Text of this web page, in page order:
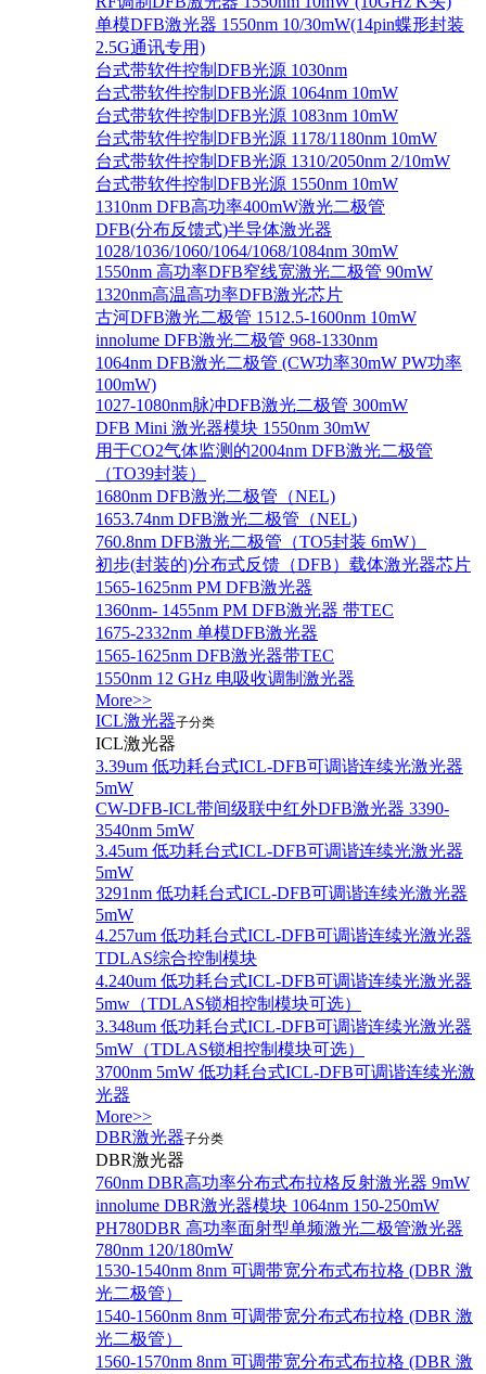
单模DFB激光器 1550nm 10/30mW(14pin蝶形封装
2.5G通讯专用)
台式带软件控制DFB光源 1030nm
台式带软件控制DFB光源 1064nm 10mW
台式带软件控制DFB光源 1083nm 10mW
台式带软件控制DFB光源 1178/1180nm 10mW
台式带软件控制DFB光源 1310/2050nm 2/10mW
台式带软件控制DFB光源 1550nm 10mW
1310nm DFB高功率400mW激光二极管
DFB(分布反馈式)半导体激光器
1028/1036/1060/1064/1068/1084nm 30mW
1550nm 高功率DFB窄线宽激光二极管 90mW
1320nm高温高功率DFB激光芯片
古河DFB激光二极管 1512.5-1600nm 10mW
innolume DFB激光二极管 968-1330nm
1064nm DFB激光二极管 (CW功率30mW PW功率
100mW)
1027-1080nm脉冲DFB激光二极管 300mW
DFB Mini 激光器模块 1550nm 30mW
用于CO2气体监测的2004nm DFB激光二极管
（TO39封装）
1680nm DFB激光二极管（NEL)
1653.74nm DFB激光二极管（NEL)
760.8nm DFB激光二极管（TO5封装 6mW）
初步(封装的)分布式反馈（DFB）载体激光器芯片
1565-1625nm PM DFB激光器
1360nm- 1455nm PM DFB激光器 带TEC
1675-2332nm 单模DFB激光器
1565-1625nm DFB激光器带TEC
1550nm 12 GHz 电吸收调制激光器
More>>
ICL激光器子分类
ICL激光器
3.39um 低功耗台式ICL-DFB可调谐连续光激光器
5mW
CW-DFB-ICL带间级联中红外DFB激光器 3390-
3540nm 5mW
3.45um 低功耗台式ICL-DFB可调谐连续光激光器
5mW
3291nm 低功耗台式ICL-DFB可调谐连续光激光器
5mW
4.257um 低功耗台式ICL-DFB可调谐连续光激光器
TDLAS综合控制模块
4.240um 低功耗台式ICL-DFB可调谐连续光激光器
5mw（TDLAS锁相控制模块可选）
3.348um 低功耗台式ICL-DFB可调谐连续光激光器
5mW（TDLAS锁相控制模块可选）
3700nm 5mW 低功耗台式ICL-DFB可调谐连续光激
光器
More>>
DBR激光器子分类
DBR激光器
760nm DBR高功率分布式布拉格反射激光器 9mW
innolume DBR激光器模块 1064nm 150-250mW
PH780DBR 高功率面射型单频激光二极管激光器
780nm 120/180mW
1530-1540nm 8nm 可调带宽分布式布拉格 (DBR 激
光二极管）
1540-1560nm 8nm 可调带宽分布式布拉格 (DBR 激
光二极管）
1560-1570nm 8nm 可调带宽分布式布拉格 (DBR 激